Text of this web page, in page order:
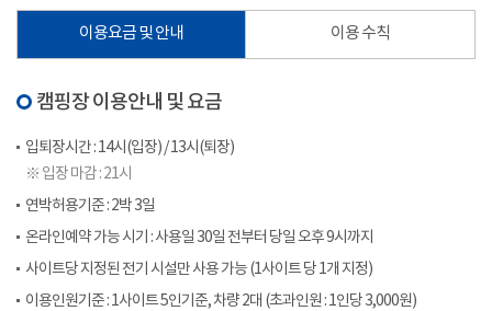
이용요금 및 안내 이용 수칙
캠핑장 이용안내 및 요금
입퇴장시간 : 14시(입장) / 13시(퇴장)
※ 입장 마감 : 21시
연박허용기준 : 2박 3일
온라인예약 가능 시기 : 사용일 30일 전부터 당일 오후 9시까지
사이트당 지정된 전기 시설만 사용 가능 (1사이트 당 1개 지정)
이용인원기준 : 1사이트 5인기준, 차량 2대 (초과인원 : 1인당 3,000원)